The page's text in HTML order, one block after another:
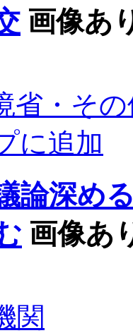
画像あ
省・そ
に追加
論深め
画像あ
関